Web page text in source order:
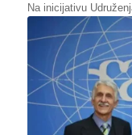
Na inicijativu